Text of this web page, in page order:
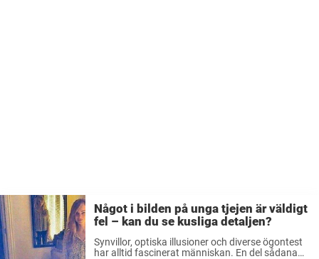
Något i bilden på unga tjejen är väldigt
fel – kan du se kusliga detaljen?
Synvillor, optiska illusioner och diverse ögontest
har alltid fascinerat människan. En del sådana